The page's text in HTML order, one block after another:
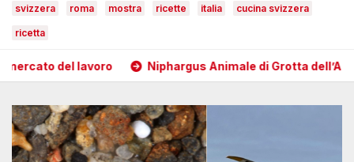
svizzera roma mostra ricette italia cucina svizzera
ricetta
lavoro Niphargus Animale di Grotta dell’Anno 2026